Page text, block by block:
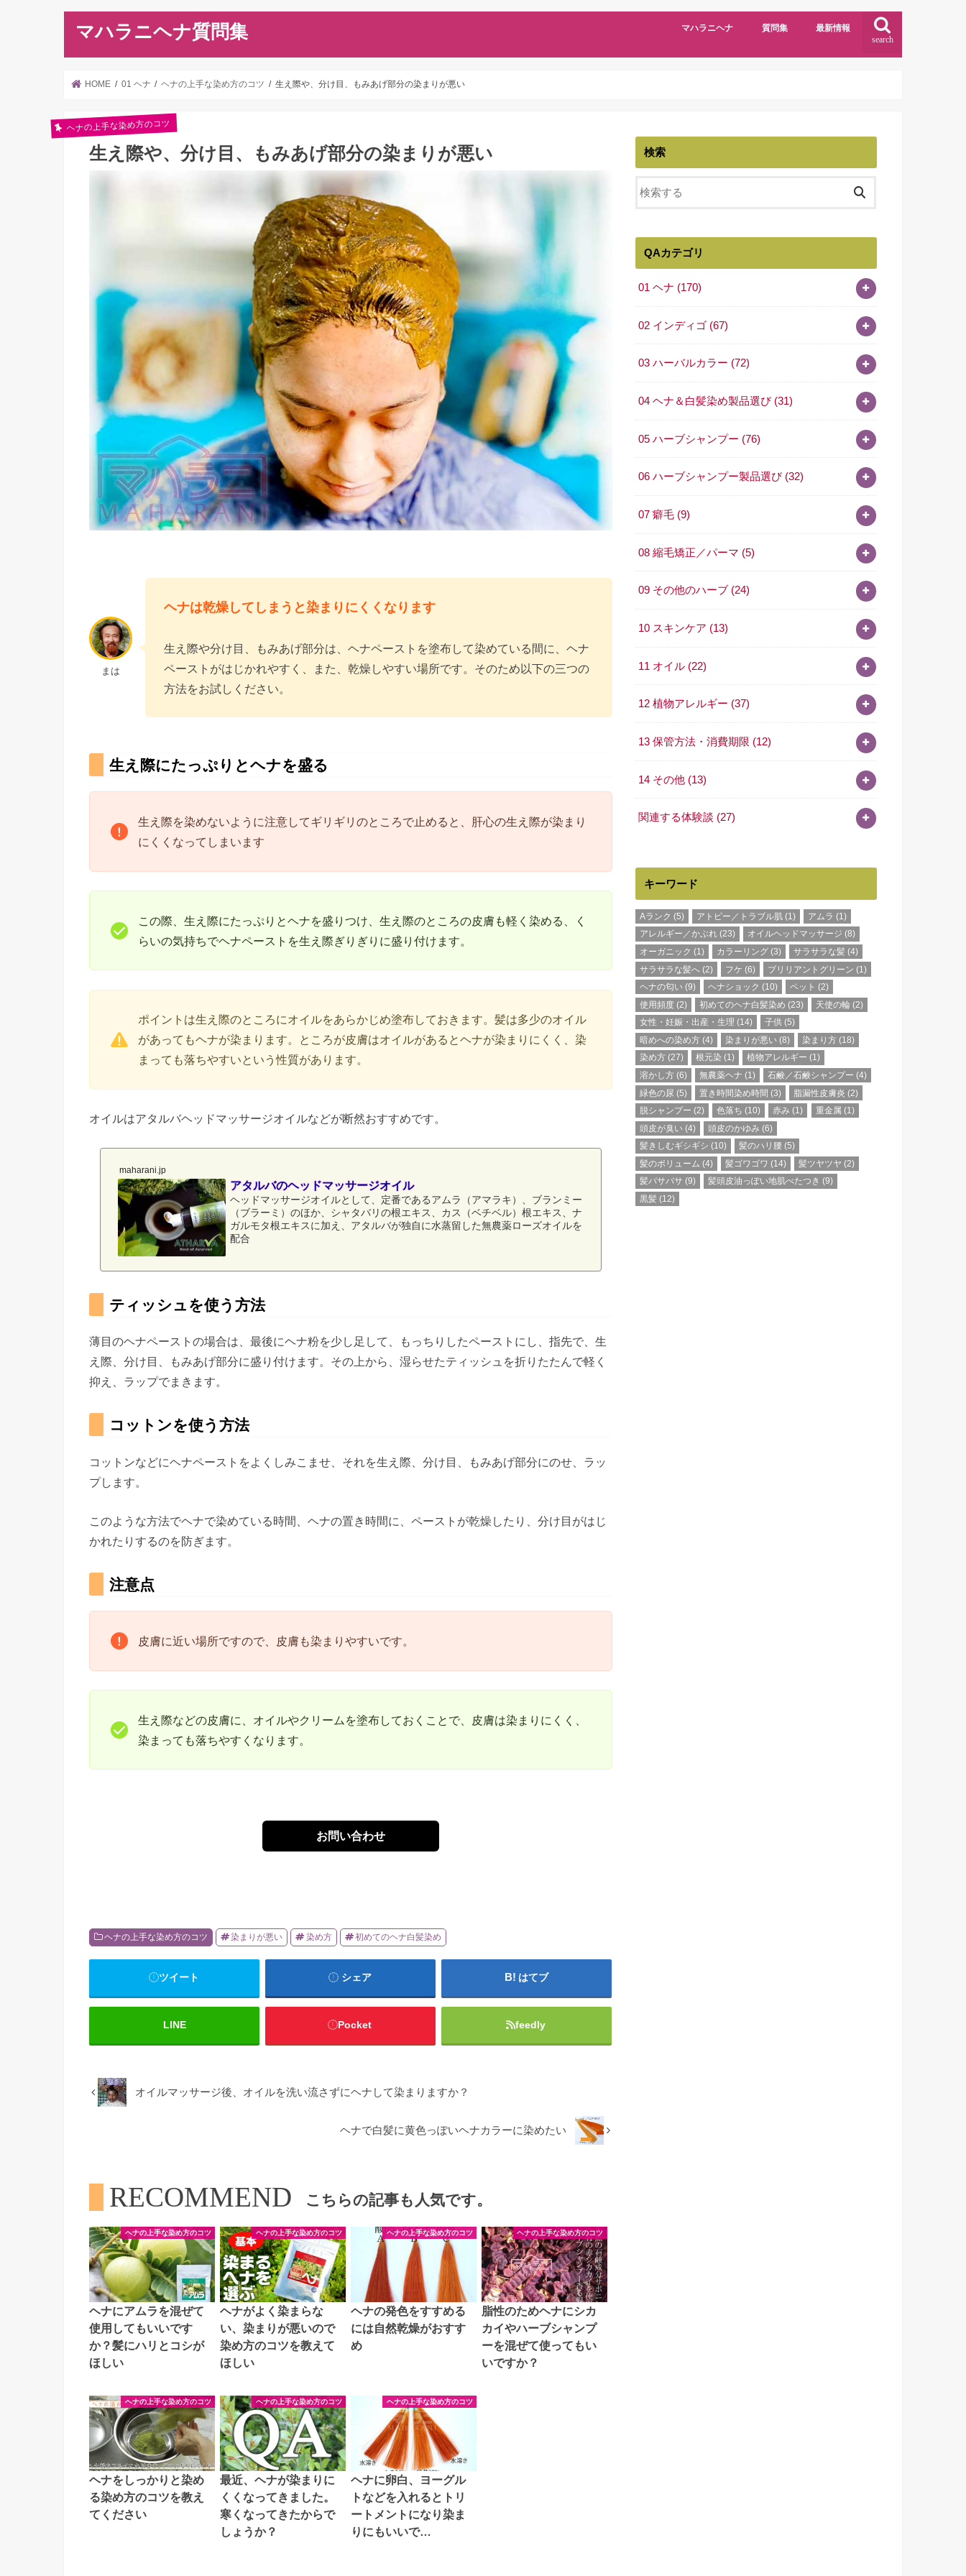
マハラニヘナ質問集 search
マハラニヘナ 質問集 最新情報
HOME 01 ヘナ ヘナの上手な染め方のコツ 生え際や、分け目、もみあげ部分の染まりが悪い
ヘナの上手な染め方のコツ
生え際や、分け目、もみあげ部分の染まりが悪い
まは
ヘナは乾燥してしまうと染まりにくくなります
生え際や分け目、もみあげ部分は、ヘナペーストを塗布して染めている間に、ヘナ
ペーストがはじかれやすく、また、乾燥しやすい場所です。そのため以下の三つの
方法をお試しください。
生え際にたっぷりとヘナを盛る
生え際を染めないように注意してギリギリのところで止めると、肝心の生え際が染まり
にくくなってしまいます
この際、生え際にたっぷりとヘナを盛りつけ、生え際のところの皮膚も軽く染める、く
らいの気持ちでヘナペーストを生え際ぎりぎりに盛り付けます。
ポイントは生え際のところにオイルをあらかじめ塗布しておきます。髪は多少のオイル
があってもヘナが染まります。ところが皮膚はオイルがあるとヘナが染まりにくく、染
まっても落ちやすいという性質があります。
オイルはアタルバヘッドマッサージオイルなどが断然おすすめです。
maharani.jp
アタルバのヘッドマッサージオイル
ヘッドマッサージオイルとして、定番であるアムラ（アマラキ）、ブランミー
（ブラーミ）のほか、シャタバリの根エキス、カス（ベチベル）根エキス、ナ
ガルモタ根エキスに加え、アタルバが独自に水蒸留した無農薬ローズオイルを
配合
ティッシュを使う方法
薄目のヘナペーストの場合は、最後にヘナ粉を少し足して、もっちりしたペーストにし、指先で、生
え際、分け目、もみあげ部分に盛り付けます。その上から、湿らせたティッシュを折りたたんで軽く
抑え、ラップでまきます。
コットンを使う方法
コットンなどにヘナペーストをよくしみこませ、それを生え際、分け目、もみあげ部分にのせ、ラッ
プします。
このような方法でヘナで染めている時間、ヘナの置き時間に、ペーストが乾燥したり、分け目がはじ
かれたりするのを防ぎます。
注意点
皮膚に近い場所ですので、皮膚も染まりやすいです。
生え際などの皮膚に、オイルやクリームを塗布しておくことで、皮膚は染まりにくく、
染まっても落ちやすくなります。
お問い合わせ
ヘナの上手な染め方のコツ 染まりが悪い 染め方 初めてのヘナ白髪染め
ツイート シェア はてブ
LINE Pocket feedly
オイルマッサージ後、オイルを洗い流さずにヘナして染まりますか？
ヘナで白髪に黄色っぽいヘナカラーに染めたい
RECOMMEND こちらの記事も人気です。
ヘナの上手な染め方のコツ
ヘナにアムラを混ぜて
使用してもいいです
か？髪にハリとコシが
ほしい
ヘナの上手な染め方のコツ
ヘナがよく染まらな
い、染まりが悪いので
染め方のコツを教えて
ほしい
ヘナの上手な染め方のコツ
ヘナの発色をすすめる
には自然乾燥がおすす
め
ヘナの上手な染め方のコツ
脂性のためヘナにシカ
カイやハーブシャンプ
ーを混ぜて使ってもい
いですか？
ヘナの上手な染め方のコツ
ヘナをしっかりと染め
る染め方のコツを教え
てください
ヘナの上手な染め方のコツ
最近、ヘナが染まりに
くくなってきました。
寒くなってきたからで
しょうか？
ヘナの上手な染め方のコツ
ヘナに卵白、ヨーグル
トなどを入れるとトリ
ートメントになり染ま
りにもいいで…
検索
QAカテゴリ
01 ヘナ (170)
02 インディゴ (67)
03 ハーバルカラー (72)
04 ヘナ＆白髪染め製品選び (31)
05 ハーブシャンプー (76)
06 ハーブシャンプー製品選び (32)
07 癖毛 (9)
08 縮毛矯正／パーマ (5)
09 その他のハーブ (24)
10 スキンケア (13)
11 オイル (22)
12 植物アレルギー (37)
13 保管方法・消費期限 (12)
14 その他 (13)
関連する体験談 (27)
キーワード
Aランク (5) アトピー／トラブル肌 (1) アムラ (1)
アレルギー／かぶれ (23) オイルヘッドマッサージ (8)
オーガニック (1) カラーリング (3) サラサラな髪 (4)
サラサラな髪へ (2) フケ (6) ブリリアントグリーン (1)
ヘナの匂い (9) ヘナショック (10) ペット (2)
使用頻度 (2) 初めてのヘナ白髪染め (23) 天使の輪 (2)
女性・妊娠・出産・生理 (14) 子供 (5)
暗めへの染め方 (4) 染まりが悪い (8) 染まり方 (18)
染め方 (27) 根元染 (1) 植物アレルギー (1)
溶かし方 (6) 無農薬ヘナ (1) 石鹸／石鹸シャンプー (4)
緑色の尿 (5) 置き時間染め時間 (3) 脂漏性皮膚炎 (2)
脱シャンプー (2) 色落ち (10) 赤み (1) 重金属 (1)
頭皮が臭い (4) 頭皮のかゆみ (6)
髪きしむギシギシ (10) 髪のハリ腰 (5)
髪のボリューム (4) 髪ゴワゴワ (14) 髪ツヤツヤ (2)
髪バサバサ (9) 髪頭皮油っぽい地肌べたつき (9)
黒髪 (12)